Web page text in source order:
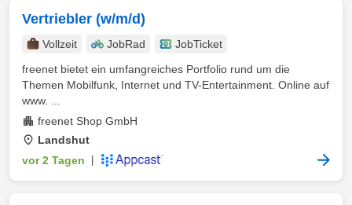
Vertriebler (w/m/d)
Vollzeit JobRad
JobTicket
freenet bietet ein umfangreiches Portfolio rund um die
Themen Mobilfunk, Internet und TV-Entertainment. Online auf
www. ...
freenet Shop GmbH
Landshut
vor 2 Tagen